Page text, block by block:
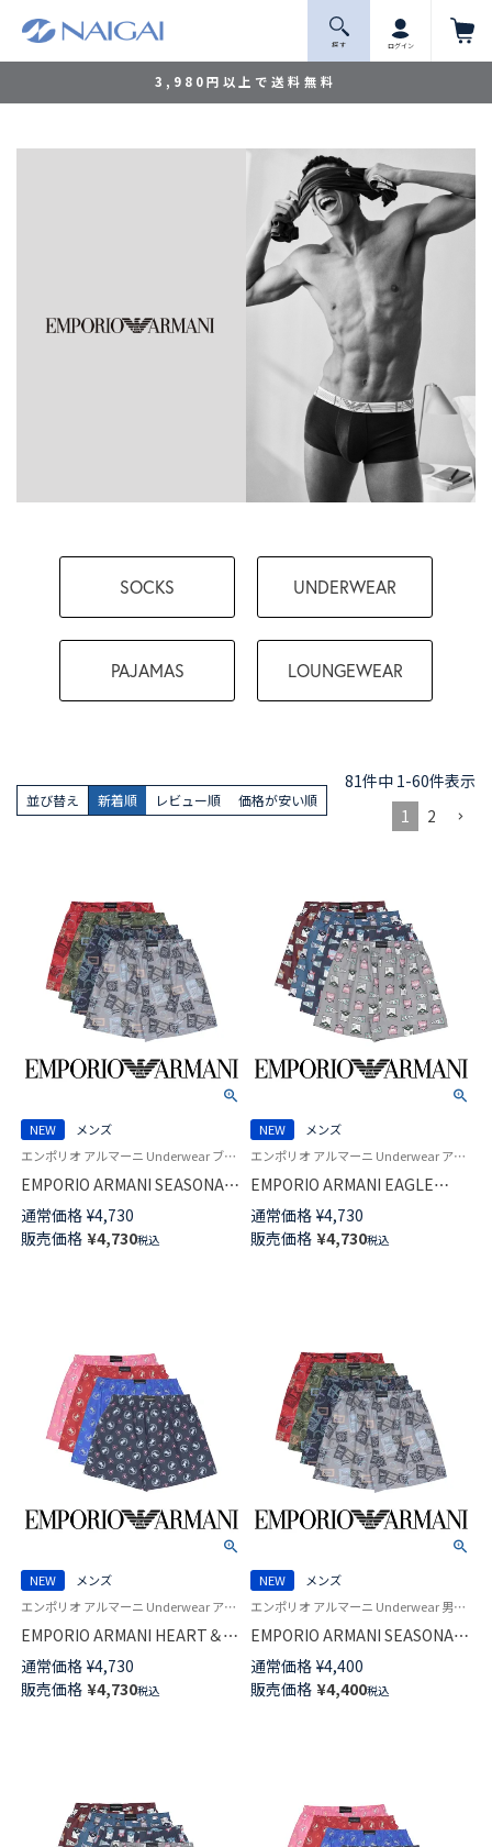
3,980円以上で送料無料
探 す ログイン
SOCKS UNDERWEAR
PAJAMAS LOUNGEWEAR
並び替え 新着順 レビュー順 価格が安い順
81件中 1-60件表示
1
2
NEW
メンズ
エンポリオ アルマーニ Underwear ブランド アンダーウェア 男性 紳士 下着
EMPORIO ARMANI SEASONAL
MOTIF シーズナル モチーフ コ
ットン ウーブン トランクス
【LL】 前開き 日本サイズ メンズ
通常価格 ¥4,730
販売価格 ¥4,730税込
NEW
メンズ
エンポリオ アルマーニ Underwear アンダーウェア 紳士 下着 男性
EMPORIO ARMANI EAGLE
CREST イーグル クレス コット
ン ウーブン トランクス 【LL】 前
開き 日本サイズ メンズ
通常価格 ¥4,730
販売価格 ¥4,730税込
NEW
メンズ
エンポリオ アルマーニ Underwear アンダーウェア 男性 紳士 下着
EMPORIO ARMANI HEART＆
DOG ハート＆ドッグ コットン
ウーブン トランクス 【LL】 前開
き 日本サイズ メンズ 54261005
通常価格 ¥4,730
販売価格 ¥4,730税込
NEW
メンズ
エンポリオ アルマーニ Underwear 男性 アンダーウェア 紳士 下着
EMPORIO ARMANI SEASONAL
MOTIF シーズナル モチーフ コ
ットン ウーブン トランクス
【M/L】 前開き 日本サイズ メンズ
通常価格 ¥4,400
販売価格 ¥4,400税込